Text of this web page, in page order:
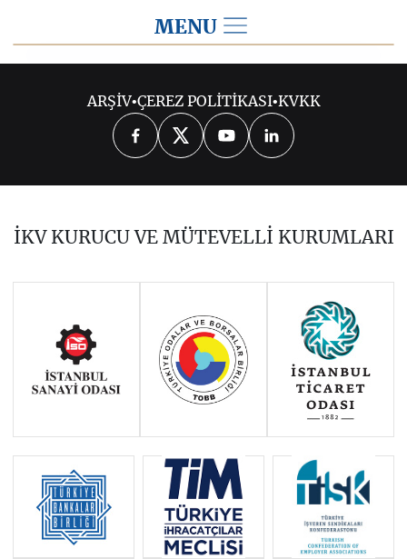
MENU
2026 2025 2024
2023 2022 2021
ARŞİV•ÇEREZ POLİTİKASI•KVKK
İKV KURUCU VE MÜTEVELLİ KURUMLARI